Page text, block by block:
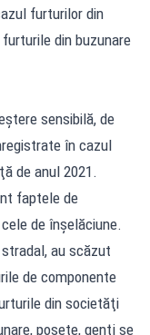
furturilor din
din buzunare
sensibilă, de
în cazul
de anul 2021.
faptele de
de înşelăciune.
au scăzut
de componente
din societăţi
poşete, genţi se